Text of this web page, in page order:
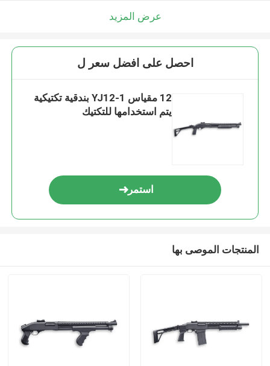
عرض المزيد
احصل على افضل سعر ل
12 مقياس YJ12-1 بندقية تكتيكية
يتم استخدامها للتكتيك
استمر
المنتجات الموصى بها